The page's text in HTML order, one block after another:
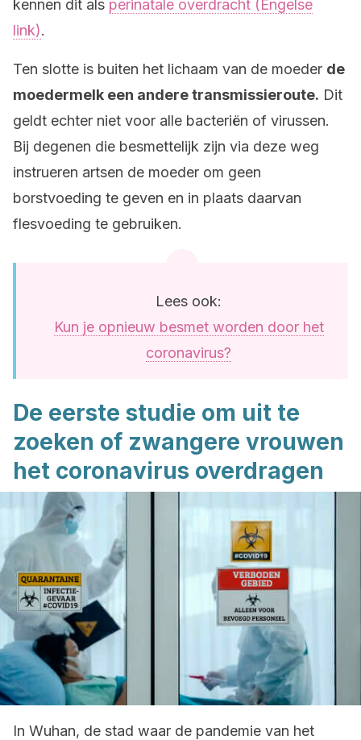
kennen dit als perinatale overdracht (Engelse
link).
Ten slotte is buiten het lichaam van de moeder de
moedermelk een andere transmissieroute. Dit
geldt echter niet voor alle bacteriën of virussen.
Bij degenen die besmettelijk zijn via deze weg
instrueren artsen de moeder om geen
borstvoeding te geven en in plaats daarvan
flesvoeding te gebruiken.
Lees ook:
Kun je opnieuw besmet worden door het
coronavirus?
De eerste studie om uit te
zoeken of zwangere vrouwen
het coronavirus overdragen
In Wuhan, de stad waar de pandemie van het